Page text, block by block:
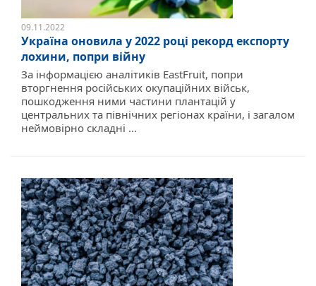
09.11.2022
Україна оновила у 2022 році рекорд експорту
лохини, попри війну
За інформацією аналітиків EastFruit, попри
вторгнення російських окупаційних військ,
пошкодження ними частини плантацій у
центральних та північних регіонах країни, і загалом
неймовірно складні ...